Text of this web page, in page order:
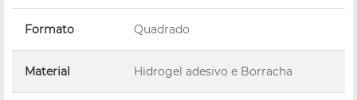
Formato Quadrado
Material Hidrogel adesivo e Borracha